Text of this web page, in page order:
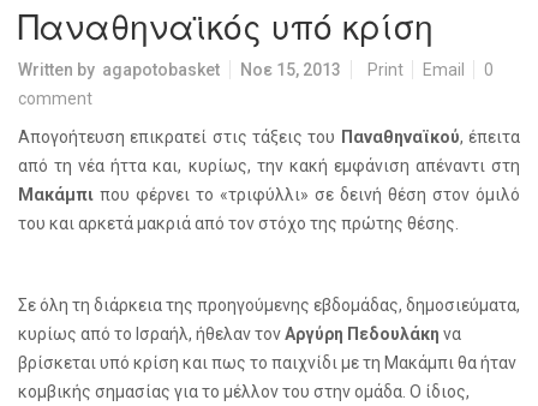
Παναθηναϊκός υπό κρίση
Written by agapotobasket Νοε 15, 2013 Print Email
0
comment
Απογοήτευση επικρατεί στις τάξεις του Παναθηναϊκού, έπειτα
από τη νέα ήττα και, κυρίως, την κακή εμφάνιση απέναντι στη
Μακάμπι που φέρνει το «τριφύλλι» σε δεινή θέση στον όμιλό
του και αρκετά μακριά από τον στόχο της πρώτης θέσης.
Σε όλη τη διάρκεια της προηγούμενης εβδομάδας, δημοσιεύματα,
κυρίως από το Ισραήλ, ήθελαν τονΑργύρη Πεδουλάκη να
βρίσκεται υπό κρίση και πως το παιχνίδι με τη Μακάμπι θα ήταν
κομβικής σημασίας για το μέλλον του στην ομάδα. Ο ίδιος,